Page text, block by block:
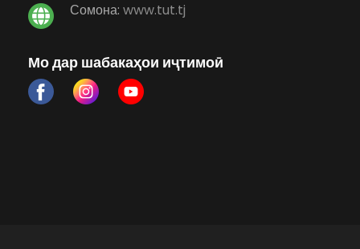
Сомона: www.tut.tj
Мо дар шабакаҳои иҷтимоӣ